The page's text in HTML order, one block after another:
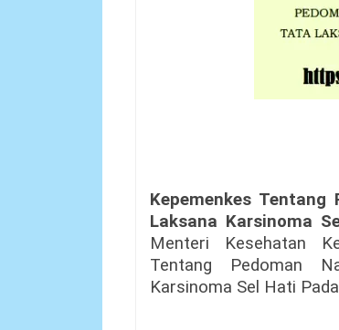
Kepemenkes Tentang
Laksana Karsinoma
Menteri Kesehatan
Tentang Pedoman
Karsinoma Sel Hati